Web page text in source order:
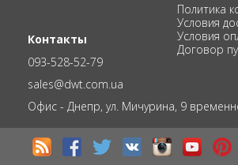
Политика
Условия
Условия
Договор
Контакты
093-528-52-79
sales@dwt.com.ua
Офис - Днепр, ул. Мичурина, 9